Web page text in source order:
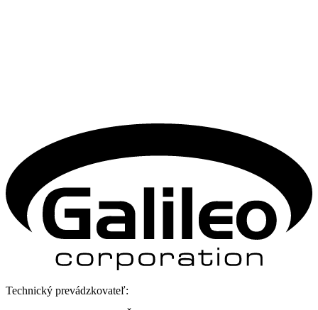
Technický prevádzkovateľ: